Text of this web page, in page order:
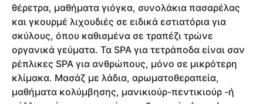
θέρετρα, μαθήματα γιόγκα, συνολάκια πασαρέλας
και γκουρμέ λιχουδιές σε ειδικά εστιατόρια για
σκύλους, όπου καθισμένα σε τραπέζι τρώνε
οργανικά γεύματα. Τα SPA για τετράποδα είναι σαν
ρέπλικες SPA για ανθρώπους, μόνο σε μικρότερη
κλίμακα. Μασάζ με λάδια, αρωματοθεραπεία,
μαθήματα κολύμβησης, μανικιούρ-πεντικιούρ -ή